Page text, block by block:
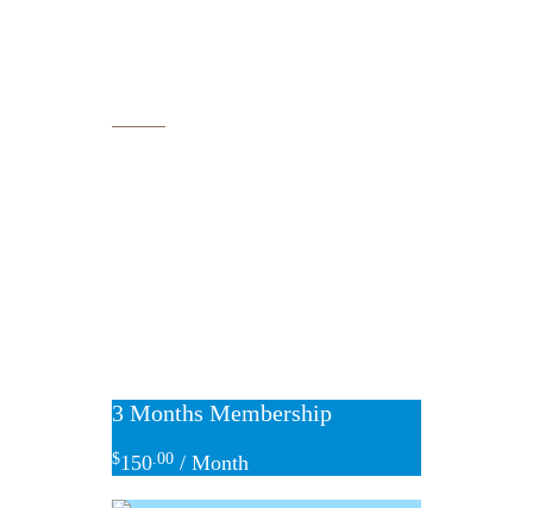
3 Months Membership
$150.00 / Month